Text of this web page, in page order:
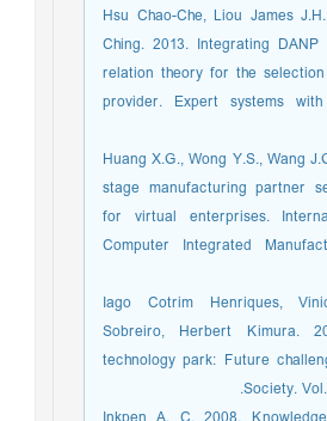
22. Hsu Chao-Che, Liou James
Ching. 2013. Integrating
relation theory for the
provider. Expert systems
23. Huang X.G., Wong Y.S., Wang
stage manufacturing partner
for virtual enterprises.
Computer Integrated
24. Iago Cotrim Henriques,
Sobreiro, Herbert Kimura.
technology park: Future
Society.